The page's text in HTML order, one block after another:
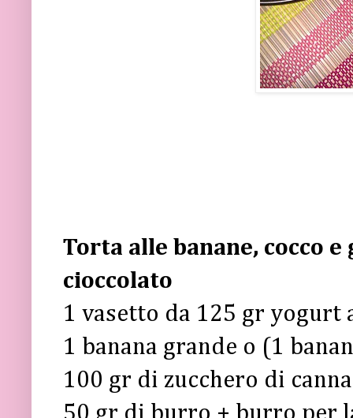
Torta alle banane, cocco e
cioccolato
1 vasetto da 125 gr yogurt
1 banana grande o (1
100 gr di zucchero di canna